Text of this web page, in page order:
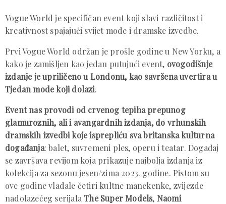
Vogue World je specifičan event koji slavi različitost i
kreativnost spajajući svijet mode i dramske izvedbe.
Prvi Vogue World održan je prošle godine u New Yorku, a
kako je zamišljen kao jedan putujući event, ovogodišnje
izdanje je upriličeno u Londonu, kao savršena uvertira u
Tjedan mode koji dolazi.
Event nas provodi od crvenog tepiha prepunog
glamuroznih, ali i avangardnih izdanja, do vrhunskih
dramskih izvedbi koje isprepliću sva britanska kulturna
događanja: balet, suvremeni ples, operu i teatar. Događaj
se završava revijom koja prikazuje najbolja izdanja iz
kolekcija za sezonu jesen/zima 2023. godine. Pistom su
ove godine vladale četiri kultne manekenke, zvijezde
nadolazećeg serijalaThe Super Models, Naomi